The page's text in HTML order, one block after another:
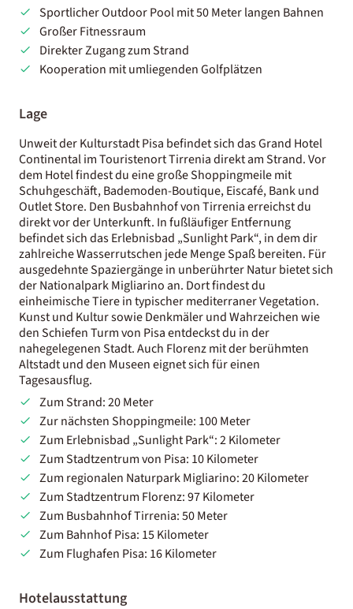
Sportlicher Outdoor Pool mit 50 Meter langen Bahnen
Großer Fitnessraum
Direkter Zugang zum Strand
Kooperation mit umliegenden Golfplätzen
Lage
Unweit der Kulturstadt Pisa befindet sich das Grand Hotel
Continental im Touristenort Tirrenia direkt am Strand. Vor
dem Hotel findest du eine große Shoppingmeile mit
Schuhgeschäft, Bademoden-Boutique, Eiscafé, Bank und
Outlet Store. Den Busbahnhof von Tirrenia erreichst du
direkt vor der Unterkunft. In fußläufiger Entfernung
befindet sich das Erlebnisbad „Sunlight Park“, in dem dir
zahlreiche Wasserrutschen jede Menge Spaß bereiten. Für
ausgedehnte Spaziergänge in unberührter Natur bietet sich
der Nationalpark Migliarino an. Dort findest du
einheimische Tiere in typischer mediterraner Vegetation.
Kunst und Kultur sowie Denkmäler und Wahrzeichen wie
den Schiefen Turm von Pisa entdeckst du in der
nahegelegenen Stadt. Auch Florenz mit der berühmten
Altstadt und den Museen eignet sich für einen
Tagesausflug.
Zum Strand: 20 Meter
Zur nächsten Shoppingmeile: 100 Meter
Zum Erlebnisbad „Sunlight Park“: 2 Kilometer
Zum Stadtzentrum von Pisa: 10 Kilometer
Zum regionalen Naturpark Migliarino: 20 Kilometer
Zum Stadtzentrum Florenz: 97 Kilometer
Zum Busbahnhof Tirrenia: 50 Meter
Zum Bahnhof Pisa: 15 Kilometer
Zum Flughafen Pisa: 16 Kilometer
Hotelausstattung